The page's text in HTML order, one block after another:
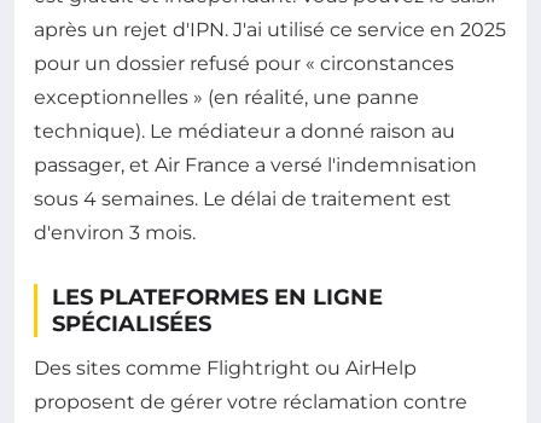
après un rejet d'IPN. J'ai utilisé ce service en 2025
pour un dossier refusé pour « circonstances
exceptionnelles » (en réalité, une panne
technique). Le médiateur a donné raison au
passager, et Air France a versé l'indemnisation
sous 4 semaines. Le délai de traitement est
d'environ 3 mois.
LES PLATEFORMES EN LIGNE
SPÉCIALISÉES
Des sites comme Flightright ou AirHelp
proposent de gérer votre réclamation contre